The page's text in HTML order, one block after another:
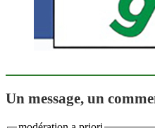
Un message, un